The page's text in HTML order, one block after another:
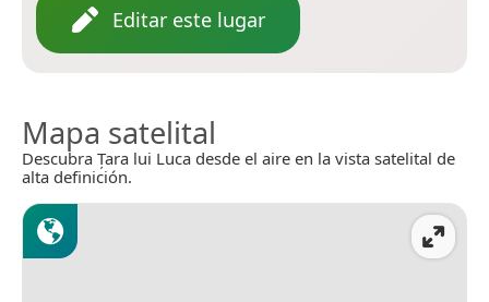
Editar este lugar
Mapa satelital
Descubra Țara lui Luca desde el aire en la vista satelital de
alta definición.